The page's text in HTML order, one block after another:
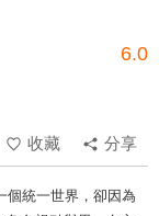
6.0
收藏
分享
個統一世界，卻因為